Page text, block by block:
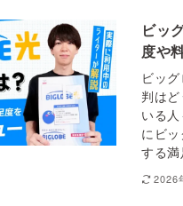
ビッ
度や
ビッ
判は
いる
にビ
する
2026